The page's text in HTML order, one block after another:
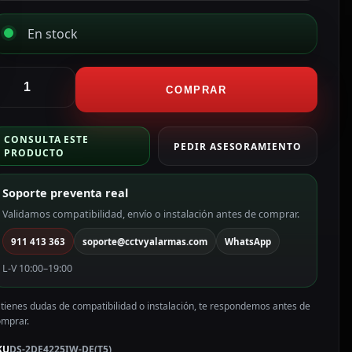
En stock
COMPRAR
CONSULTA ESTE
PRODUCTO
PEDIR ASESORAMIENTO
Soporte preventa real
Validamos compatibilidad, envío o instalación antes de comprar.
911 413 363 soporte@cctvyalarmas.com WhatsApp
L-V 10:00–19:00
dudas de compatibilidad o instalación, te respondemos antes de